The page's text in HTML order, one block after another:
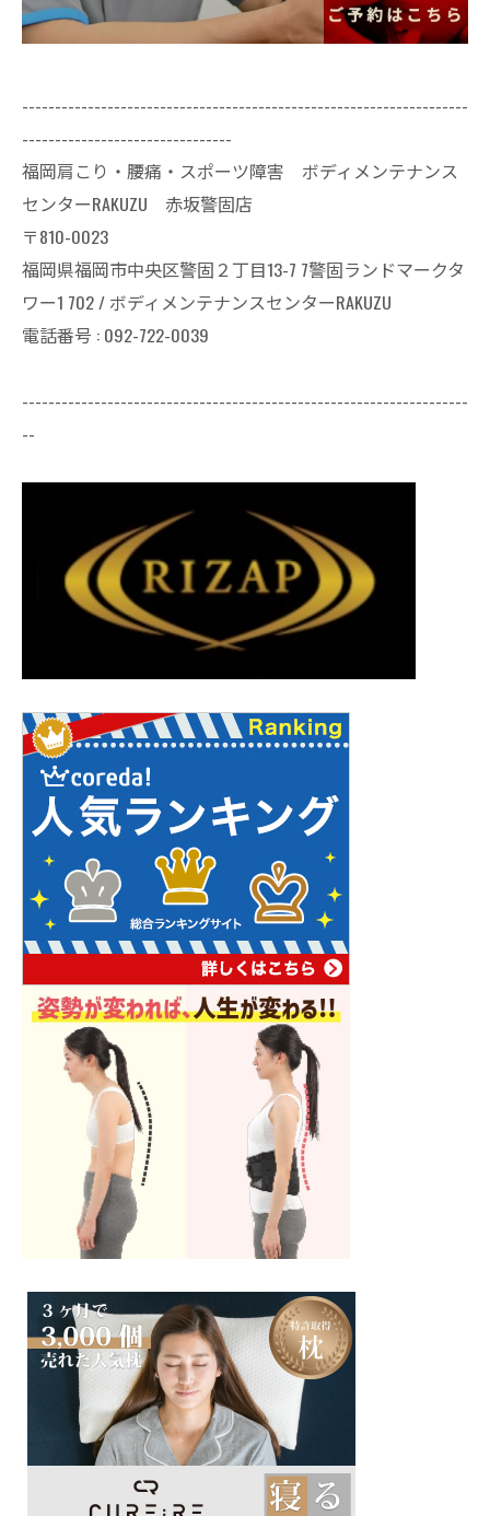
--------------------------------------------------------------------
--------------------------------
福岡肩こり・腰痛・スポーツ障害 ボディメンテナンス
センターRAKUZU 赤坂警固店
〒810-0023
福岡県福岡市中央区警固２丁目13-7 7警固ランドマークタ
ワー1 702 / ボディメンテナンスセンターRAKUZU
電話番号 : 092-722-0039
--------------------------------------------------------------------
--